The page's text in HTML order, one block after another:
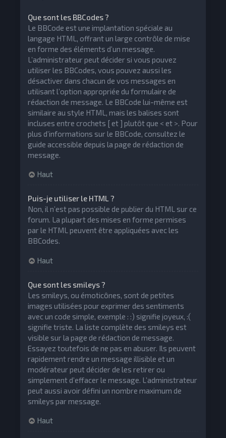
Que sont les BBCodes ?
Le BBCode est une implantation spéciale au
langage HTML, offrant un large contrôle de mise
en forme des éléments d’un message.
L’administrateur peut décider si vous pouvez
utiliser les BBCodes, vous pouvez aussi les
désactiver dans chacun de vos messages en
utilisant l’option appropriée du formulaire de
rédaction de message. Le BBCode lui-même est
similaire au style HTML, mais les balises sont
incluses entre crochets [ et ] plutôt que < et >. Pour
plus d’informations sur le BBCode, consultez le
guide accessible depuis la page de rédaction de
message.
Haut
Puis-je utiliser le HTML ?
Non, il n’est pas possible de publier du HTML sur ce
forum. La plupart des mises en forme permises
par le HTML peuvent être appliquées avec les
BBCodes.
Haut
Que sont les smileys ?
Les smileys, ou émoticônes, sont de petites
images utilisées pour exprimer des sentiments
avec un code simple, exemple : :) signifie joyeux, :(
signifie triste. La liste complète des smileys est
visible sur la page de rédaction de message.
Essayez toutefois de ne pas en abuser. Ils peuvent
rapidement rendre un message illisible et un
modérateur peut décider de les retirer ou
simplement d’effacer le message. L’administrateur
peut aussi avoir défini un nombre maximum de
smileys par message.
Haut